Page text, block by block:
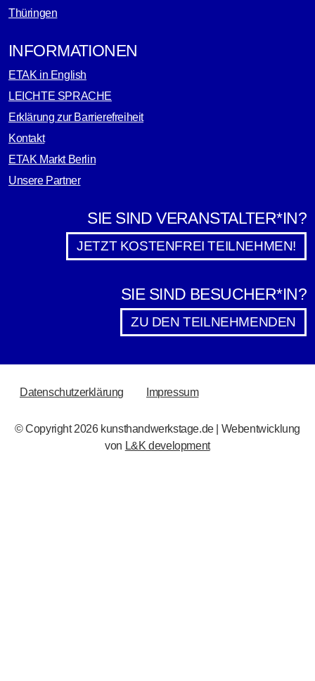
Thüringen
INFORMATIONEN
ETAK in English
LEICHTE SPRACHE
Erklärung zur Barrierefreiheit
Kontakt
ETAK Markt Berlin
Unsere Partner
SIE SIND VERANSTALTER*IN?
JETZT KOSTENFREI TEILNEHMEN!
SIE SIND BESUCHER*IN?
ZU DEN TEILNEHMENDEN
RECHTLICHES
Datenschutzerklärung Impressum
© Copyright 2026 kunsthandwerkstage.de | Webentwicklung
von L&K development